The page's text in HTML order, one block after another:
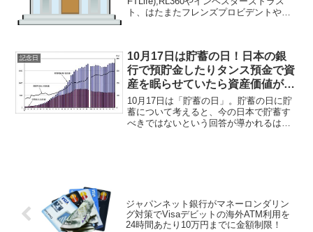
ト、はたまたフレンズプロビデントやス
がしっかりしているIFAと契約している事
が重要！
記念日
10月17日は貯蓄の日！日本の銀
行で預貯金したりタンス預金で資
産を眠らせていたら資産価値が目
減りするので要注意！
10月17日は「貯蓄の日」。貯蓄の日に貯
蓄について考えると、今の日本で貯蓄す
べきではないという回答が導かれるはず
ジャパンネット銀行がマネーロンダリン
グ対策でVisaデビットの海外ATM利用を
24時間あたり10万円までに金額制限！